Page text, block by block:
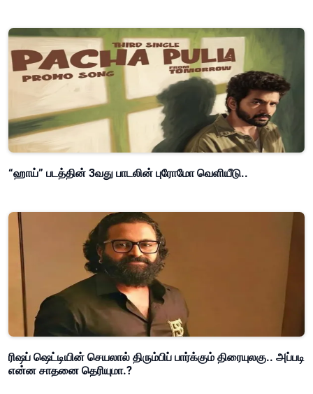
“ஹாய்” படத்தின் 3வது பாடலின் புரோமோ வெளியீடு..
ரிஷப் ஷெட்டியின் செயலால் திரும்பிப் பார்க்கும் திரையுலகு.. அப்படி
என்ன சாதனை தெரியுமா.?